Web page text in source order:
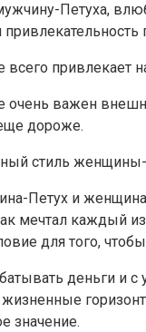
Петуха,
привлекает
важен
дороже.
стиль
Петух и
мечтал каждый
для того,
деньги и
жизненные
значение.